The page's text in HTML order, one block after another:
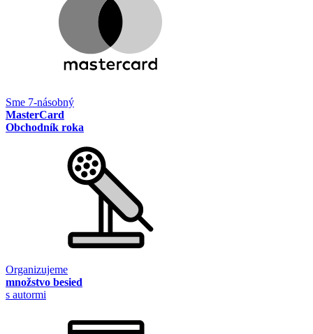
Sme 7-násobný
MasterCard
Obchodník roka
Organizujeme
množstvo besied
s autormi